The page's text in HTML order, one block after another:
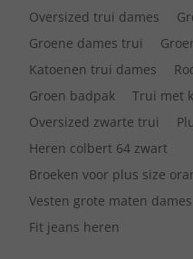
Oversized trui dames
Groene dames trui
Katoenen trui dames
Groen badpak
Trui met
Oversized zwarte trui
Heren colbert 64 zwart
Broeken voor plus size
Vesten grote maten
Fit jeans heren